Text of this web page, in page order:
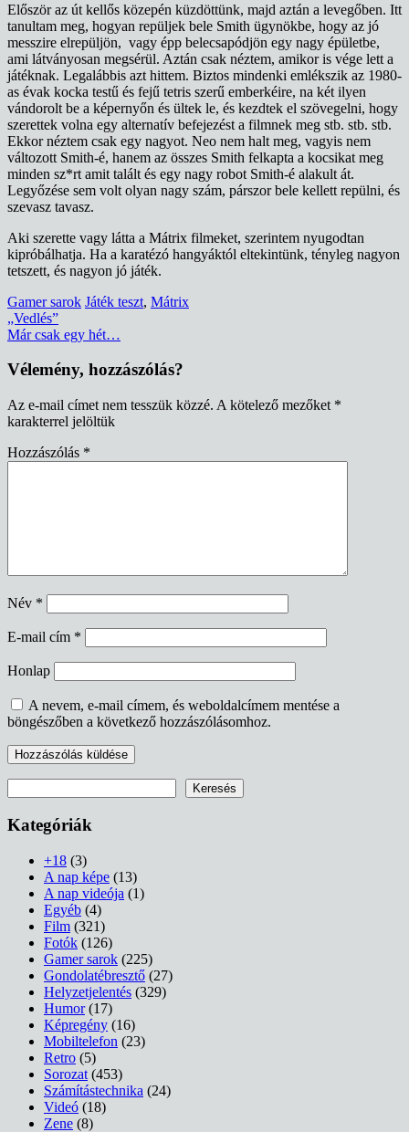
Először az út kellős közepén küzdöttünk, majd aztán a levegőben. Itt
tanultam meg, hogyan repüljek bele Smith ügynökbe, hogy az jó
messzire elrepüljön, vagy épp belecsapódjön egy nagy épületbe,
ami látványosan megsérül. Aztán csak néztem, amikor is vége lett a
játéknak. Legalábbis azt hittem. Biztos mindenki emlékszik az 1980-
as évak kocka testű és fejű tetris szerű emberkéire, na két ilyen
vándorolt be a képernyőn és ültek le, és kezdtek el szövegelni, hogy
szerettek volna egy alternatív befejezést a filmnek meg stb. stb. stb.
Ekkor néztem csak egy nagyot. Neo nem halt meg, vagyis nem
változott Smith-é, hanem az összes Smith felkapta a kocsikat meg
minden sz*rt amit talált és egy nagy robot Smith-é alakult át.
Legyőzése sem volt olyan nagy szám, párszor bele kellett repülni, és
szevasz tavasz.
Aki szerette vagy látta a Mátrix filmeket, szerintem nyugodtan
kipróbálhatja. Ha a karatézó hangyáktól eltekintünk, tényleg nagyon
tetszett, és nagyon jó játék.
Gamer sarok Játék teszt, Mátrix
Bejegyzés
navigáció
„Vedlés”
Már csak egy hét…
Vélemény, hozzászólás?
Az e-mail címet nem tesszük közzé. A kötelező mezőket *
karakterrel jelöltük
Hozzászólás *
Név *
E-mail cím *
Honlap
A nevem, e-mail címem, és weboldalcímem mentése a
böngészőben a következő hozzászólásomhoz.
Keresés
Kategóriák
+18 (3)
A nap képe (13)
A nap videója (1)
Egyéb (4)
Film (321)
Fotók (126)
Gamer sarok (225)
Gondolatébresztő (27)
Helyzetjelentés (329)
Humor(17)
Képregény (16)
Mobiltelefon (23)
Retro (5)
Sorozat (453)
Számítástechnika (24)
Videó (18)
Zene (8)